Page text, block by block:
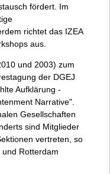
fördert. Im
richtet das IZEA
aus.
und 2003) zum
der DGEJ
Aufklärung -
Narrative".
Gesellschaften
sind Mitglieder
vertreten, so
und Rotterdam